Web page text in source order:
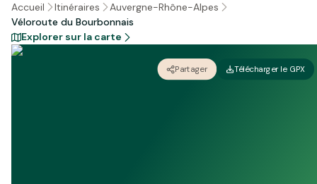
Accueil Itinéraires
Auvergne-Rhône-Alpes
Véloroute du Bourbonnais
Explorer sur la carte
Partager Télécharger le GPX